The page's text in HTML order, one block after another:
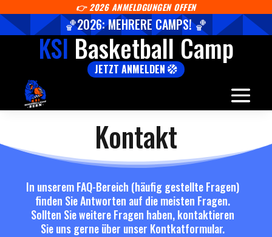
👉2026 ANMELDGUNGEN OFFEN
🏀2026: MEHRERE CAMPS! 🏀
KSI Basketball Camp
JETZT ANMELDEN
Kontakt
In unserem FAQ-Bereich (häufig gestellte Fragen)
finden Sie Antworten auf die meisten Fragen.
Sollten Sie weitere Fragen haben,kontaktieren
Sie uns gerneüber unser Kontkatformular.